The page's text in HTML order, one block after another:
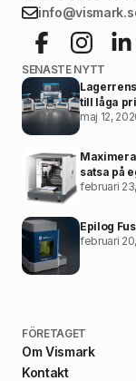
SENASTE NYTT
till låga
maj 12,
satsa på
februari
Epilog
februari
FÖRETAGET
Om Vismark
Kontakt